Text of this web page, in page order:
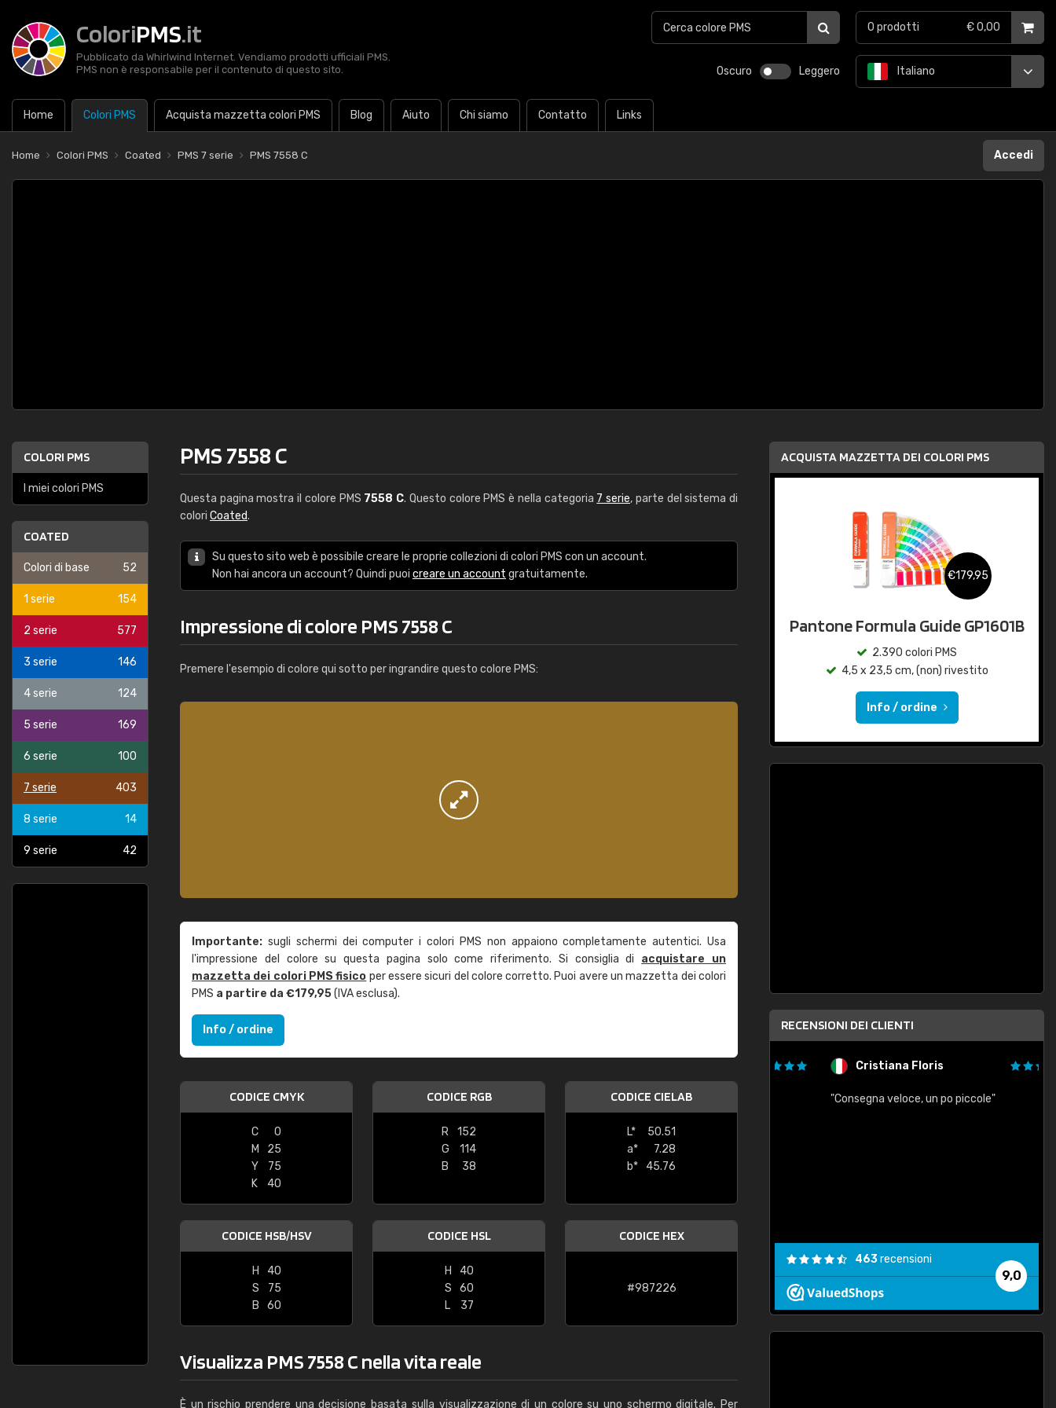
ColoriPMS.it
Pubblicato da Whirlwind Internet. Vendiamo prodotti ufficiali PMS.
PMS non è responsabile per il contenuto di questo sito.
Oscuro Leggero
Home Colori PMS Acquista mazzetta colori PMS Blog Aiuto Chi siamo Contatto Links
Italiano
0 prodotti € 0,00
Home Colori PMS Coated PMS 7 serie PMS 7558 C Accedi
COLORI PMS
I miei colori PMS
COATED
Colori di base 52
1 serie 154
2 serie 577
3 serie 146
4 serie 124
5 serie 169
6 serie 100
7 serie 403
8 serie 14
9 serie 42
PMS 7558 C
Questa pagina mostra il colore PMS 7558 C. Questo colore PMS è nella categoria 7 serie, parte del sistema di
colori Coated.
Su questo sito web è possibile creare le proprie collezioni di colori PMS con un account.
Non hai ancora un account? Quindi puoi creare un account gratuitamente.
Impressione di colore PMS 7558 C
Premere l'esempio di colore qui sotto per ingrandire questo colore PMS:
Importante: sugli schermi dei computer i colori PMS non appaiono completamente autentici. Usa
l'impressione del colore su questa pagina solo come riferimento. Si consiglia di acquistare un
mazzetta dei colori PMS fisico per essere sicuri del colore corretto. Puoi avere un mazzetta dei colori
PMS a partire da €179,95(IVA esclusa).
Info / ordine
CODICE CMYK
C
0
M
25
Y
75
K
40
CODICE RGB
R
152
G
114
B
38
CODICE CIELAB
L*
50.51
a*
7.28
b*
45.76
CODICE HSB/HSV
H
40
S
75
B
60
CODICE HSL
H
40
S
60
L
37
CODICE HEX
#987226
Visualizza PMS 7558 C nella vita reale
È un rischio prendere una decisione basata sulla visualizzazione di un colore su uno schermo digitale. Per
ACQUISTA MAZZETTA DEI COLORI PMS
€179,95
Pantone Formula Guide GP1601B
2.390 colori PMS
4,5 x 23,5 cm, (non) rivestito
Info / ordine
RECENSIONI DEI CLIENTI
Cristiana Floris
"Consegna veloce, un po piccole"
9,0
463recensioni